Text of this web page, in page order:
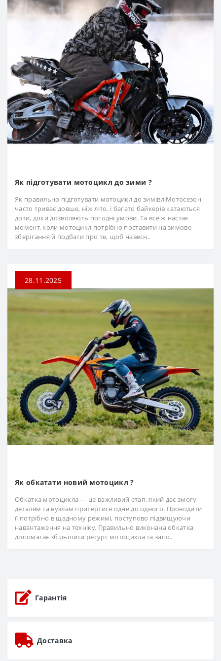
Як підготувати мотоцикл до зими ?
Як правильно підготувати мотоцикл до зимівліМотосезон
часто триває довше, ніж літо, і багато байкерів катаються
доти, доки дозволяють погодні умови. Та все ж настає
момент, коли мотоцикл потрібно поставити на зимове
зберігання й подбати про те, щоб навесн..
28.11.2025
Як обкатати новий мотоцикл ?
Обкатка мотоцикла — це важливий етап, який дає змогу
деталям та вузлам притертися одне до одного. Проводити
її потрібно в щадному режимі, поступово підвищуючи
навантаження на техніку. Правильно виконана обкатка
допомагає збільшити ресурс мотоцикла та запо..
Гарантія
Доставка